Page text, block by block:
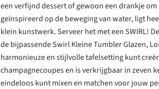
een verfijnd dessert of gewoon een drankje
geïnspireerd op de beweging van water, ligt
klein kunstwerk. Serveer het met een SWIRL!
de bijpassende Swirl Kleine Tumbler Glazen,
harmonieuze en stijlvolle tafelsetting kunt
champagnecoupes en is verkrijgbaar in zeven
eindeloos kunt mixen en matchen voor jouw